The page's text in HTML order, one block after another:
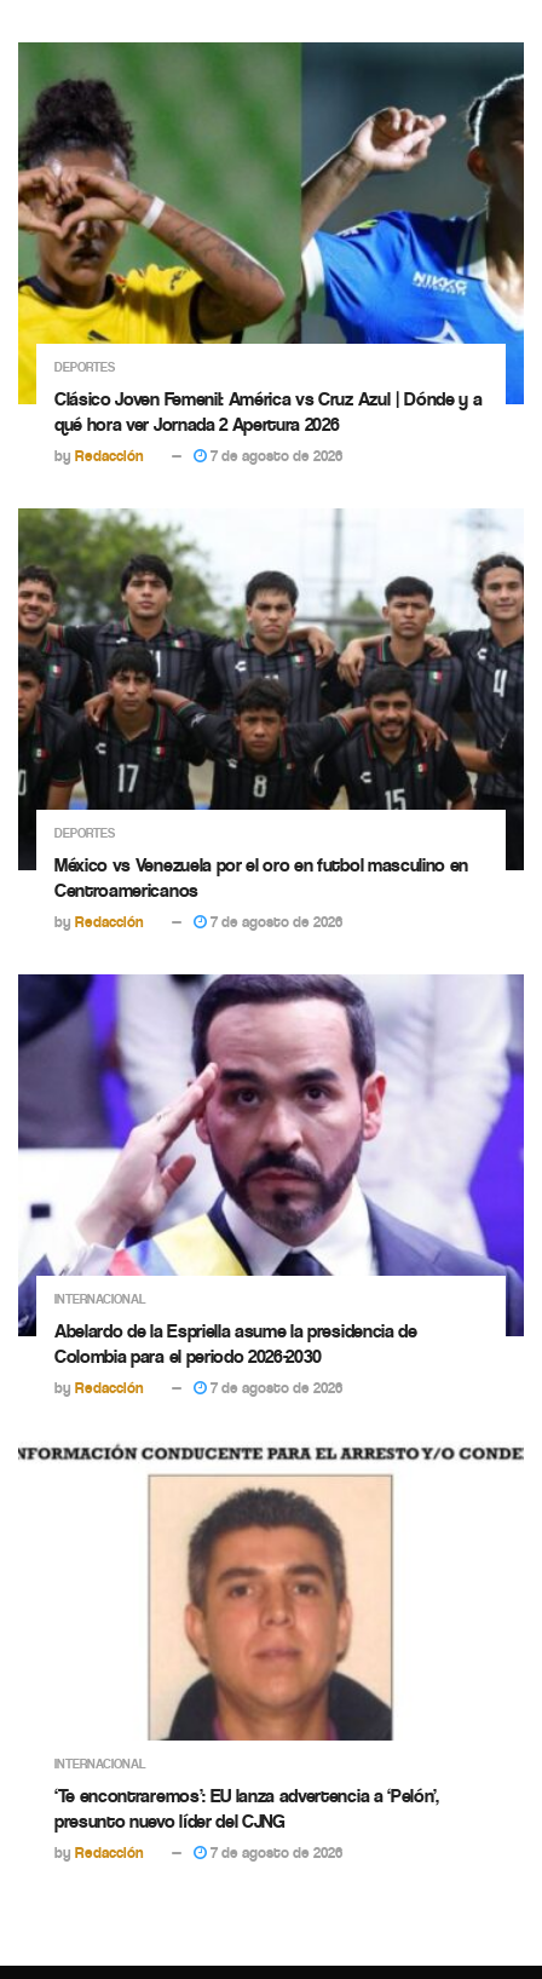
DEPORTES
Clásico Joven Femenil: América vs Cruz Azul | Dónde y a
qué hora ver Jornada 2 Apertura 2026
by Redacción 7 de agosto de 2026
DEPORTES
México vs Venezuela por el oro en futbol masculino en
Centroamericanos
by Redacción 7 de agosto de 2026
INTERNACIONAL
Abelardo de la Espriella asume la presidencia de
Colombia para el periodo 2026-2030
by Redacción 7 de agosto de 2026
INTERNACIONAL
‘Te encontraremos’: EU lanza advertencia a ‘Pelón’,
presunto nuevo líder del CJNG
by Redacción 7 de agosto de 2026